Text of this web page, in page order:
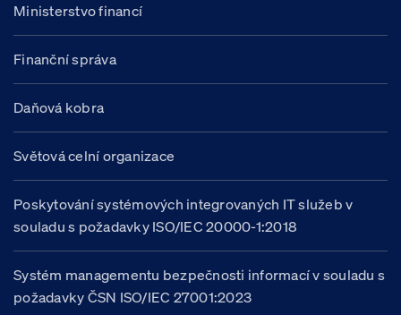
Ministerstvo financí
Finanční správa
Daňová kobra
Světová celní organizace
Poskytování systémových integrovaných IT služeb v
souladu s požadavky ISO/IEC 20000-1:2018
Systém managementu bezpečnosti informací v souladu s
požadavky ČSN ISO/IEC 27001:2023